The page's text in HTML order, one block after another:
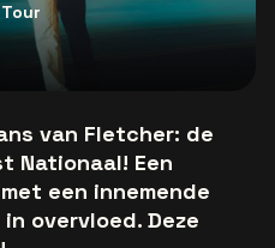
van Fletcher: de
Nationaal! Een
een innemende
overvloed. Deze